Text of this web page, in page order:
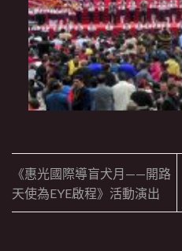
《惠光國際導盲犬月——開路
天使為EYE啟程》活動演出